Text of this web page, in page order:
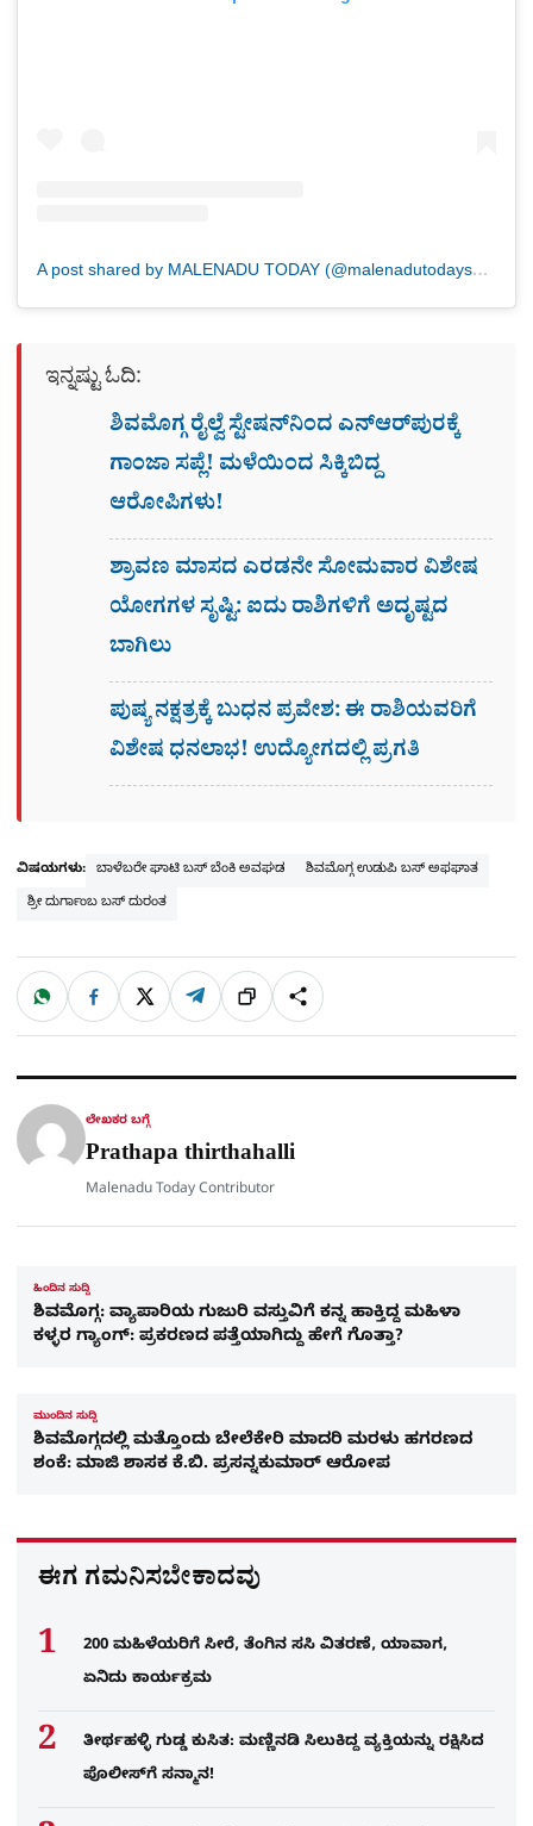
A post shared by MALENADU TODAY (@malenadutodaysmg)
ಇನ್ನಷ್ಟು ಓದಿ:
ಶಿವಮೊಗ್ಗ ರೈಲ್ವೆ ಸ್ಟೇಷನ್​​ನಿಂದ ಎನ್​ಆರ್​ಪುರಕ್ಕೆ
ಗಾಂಜಾ ಸಪ್ಲೆ! ಮಳೆಯಿಂದ ಸಿಕ್ಕಿಬಿದ್ದ
ಆರೋಪಿಗಳು!
ಶ್ರಾವಣ ಮಾಸದ ಎರಡನೇ ಸೋಮವಾರ ವಿಶೇಷ
ಯೋಗಗಳ ಸೃಷ್ಟಿ: ಐದು ರಾಶಿಗಳಿಗೆ ಅದೃಷ್ಟದ
ಬಾಗಿಲು
ಪುಷ್ಯ ನಕ್ಷತ್ರಕ್ಕೆ ಬುಧನ ಪ್ರವೇಶ: ಈ ರಾಶಿಯವರಿಗೆ
ವಿಶೇಷ ಧನಲಾಭ! ಉದ್ಯೋಗದಲ್ಲಿ ಪ್ರಗತಿ
ವಿಷಯಗಳು: ಬಾಳೆಬರೇ ಘಾಟಿ ಬಸ್ ಬೆಂಕಿ ಅವಘಡ
ಶಿವಮೊಗ್ಗ ಉಡುಪಿ ಬಸ್ ಅಫಘಾತ
ಶ್ರೀ ದುರ್ಗಾಂಬ ಬಸ್ ದುರಂತ
ಹಂಚಿಕೊಳ್ಳಿ
W
a
t
p
F
c
e
k
X T
l
e
m
ಲಿಂ
ಕ್
S
h
a
ಲೇಖಕರ ಬಗ್ಗೆ
Prathapa thirthahalli
Malenadu Today Contributor
ಹಿಂದಿನ ಸುದ್ದಿ
ಶಿವಮೊಗ್ಗ: ವ್ಯಾಪಾರಿಯ ಗುಜುರಿ ವಸ್ತುವಿಗೆ ಕನ್ನ ಹಾಕ್ತಿದ್ದ ಮಹಿಳಾ
ಕಳ್ಳರ ಗ್ಯಾಂಗ್​​: ಪ್ರಕರಣದ ಪತ್ತೆಯಾಗಿದ್ದು ಹೇಗೆ ಗೊತ್ತಾ?
ಮುಂದಿನ ಸುದ್ದಿ
ಶಿವಮೊಗ್ಗದಲ್ಲಿ ಮತ್ತೊಂದು ಬೇಲೆಕೇರಿ ಮಾದರಿ ಮರಳು ಹಗರಣದ
ಶಂಕೆ: ಮಾಜಿ ಶಾಸಕ ಕೆ.ಬಿ. ಪ್ರಸನ್ನಕುಮಾರ್ ಆರೋಪ
ಈಗ ಗಮನಿಸಬೇಕಾದವು
200 ಮಹಿಳೆಯರಿಗೆ ಸೀರೆ, ತೆಂಗಿನ ಸಸಿ ವಿತರಣೆ, ಯಾವಾಗ,
ಏನಿದು ಕಾರ್ಯಕ್ರಮ
ತೀರ್ಥಹಳ್ಳಿ ಗುಡ್ಡ ಕುಸಿತ: ಮಣ್ಣಿನಡಿ ಸಿಲುಕಿದ್ದ ವ್ಯಕ್ತಿಯನ್ನು ರಕ್ಷಿಸಿದ
ಪೊಲೀಸ್‌ಗೆ ಸನ್ಮಾನ!